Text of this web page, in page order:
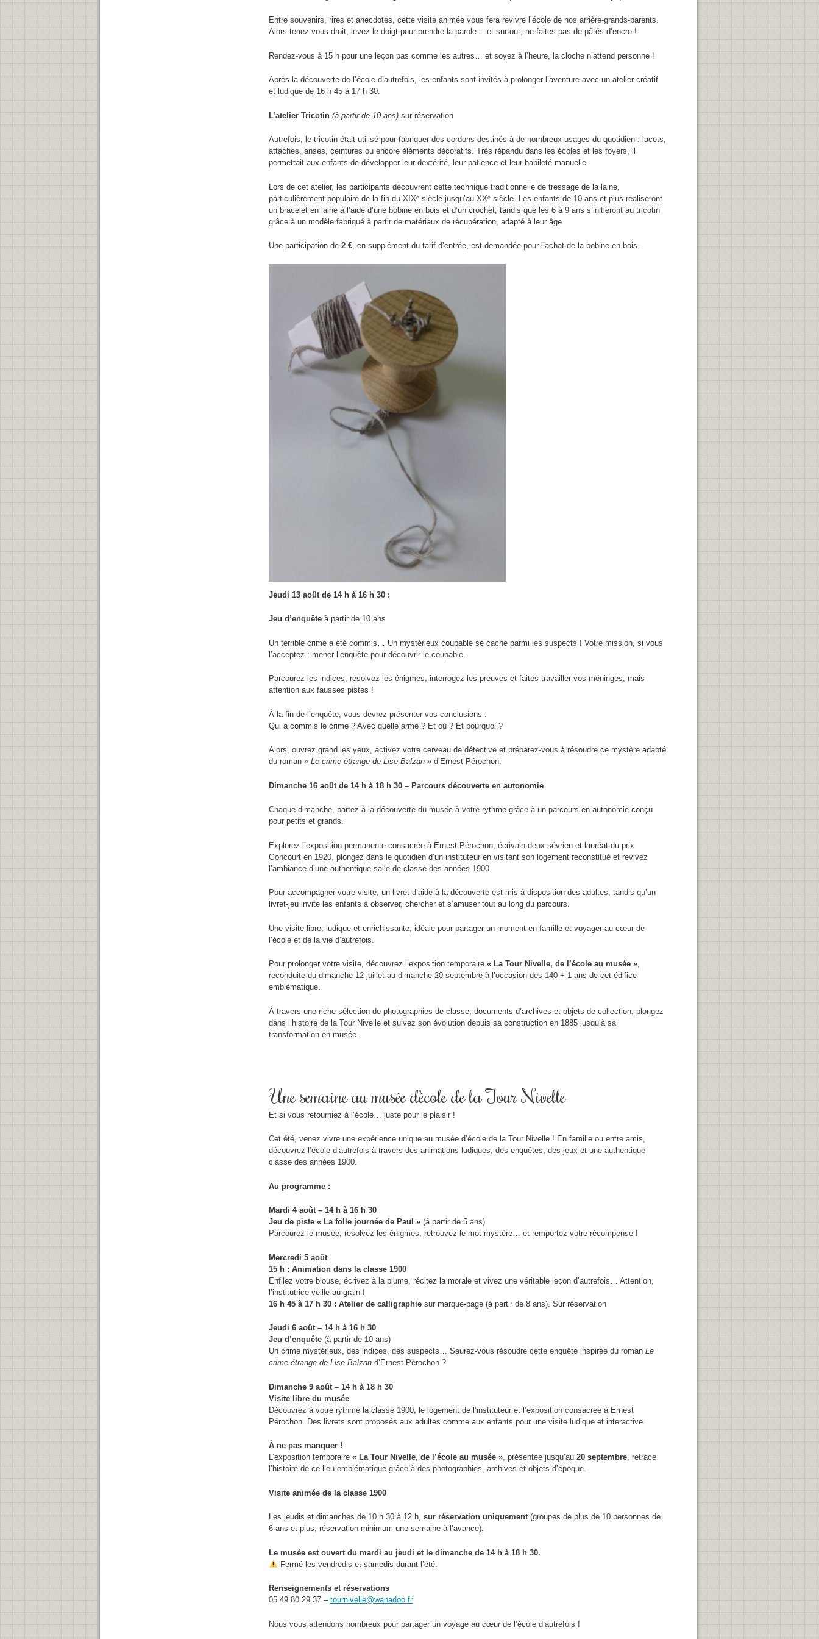
Entre souvenirs, rires et anecdotes, cette visite animée vous fera revivre l’école de nos arrière-grands-parents.
Alors tenez-vous droit, levez le doigt pour prendre la parole… et surtout, ne faites pas de pâtés d’encre !
Rendez-vous à 15 h pour une leçon pas comme les autres… et soyez à l’heure, la cloche n’attend personne !
Après la découverte de l’école d’autrefois, les enfants sont invités à prolonger l’aventure avec un atelier créatif
et ludique de 16 h 45 à 17 h 30.
L’atelier Tricotin (à partir de 10 ans) sur réservation
Autrefois, le tricotin était utilisé pour fabriquer des cordons destinés à de nombreux usages du quotidien : lacets,
attaches, anses, ceintures ou encore éléments décoratifs. Très répandu dans les écoles et les foyers, il
permettait aux enfants de développer leur dextérité, leur patience et leur habileté manuelle.
Lors de cet atelier, les participants découvrent cette technique traditionnelle de tressage de la laine,
particulièrement populaire de la fin du XIXᵉ siècle jusqu’au XXᵉ siècle. Les enfants de 10 ans et plus réaliseront
un bracelet en laine à l’aide d’une bobine en bois et d’un crochet, tandis que les 6 à 9 ans s’initieront au tricotin
grâce à un modèle fabriqué à partir de matériaux de récupération, adapté à leur âge.
Une participation de 2 €, en supplément du tarif d’entrée, est demandée pour l’achat de la bobine en bois.
Jeudi 13 août de 14 h à 16 h 30 :
Jeu d’enquête à partir de 10 ans
Un terrible crime a été commis… Un mystérieux coupable se cache parmi les suspects ! Votre mission, si vous
l’acceptez : mener l’enquête pour découvrir le coupable.
Parcourez les indices, résolvez les énigmes, interrogez les preuves et faites travailler vos méninges, mais
attention aux fausses pistes !
À la fin de l’enquête, vous devrez présenter vos conclusions :
Qui a commis le crime ? Avec quelle arme ? Et où ? Et pourquoi ?
Alors, ouvrez grand les yeux, activez votre cerveau de détective et préparez-vous à résoudre ce mystère adapté
du roman « Le crime étrange de Lise Balzan » d’Ernest Pérochon.
Dimanche 16 août de 14 h à 18 h 30 – Parcours découverte en autonomie
Chaque dimanche, partez à la découverte du musée à votre rythme grâce à un parcours en autonomie conçu
pour petits et grands.
Explorez l’exposition permanente consacrée à Ernest Pérochon, écrivain deux-sévrien et lauréat du prix
Goncourt en 1920, plongez dans le quotidien d’un instituteur en visitant son logement reconstitué et revivez
l’ambiance d’une authentique salle de classe des années 1900.
Pour accompagner votre visite, un livret d’aide à la découverte est mis à disposition des adultes, tandis qu’un
livret-jeu invite les enfants à observer, chercher et s’amuser tout au long du parcours.
Une visite libre, ludique et enrichissante, idéale pour partager un moment en famille et voyager au cœur de
l’école et de la vie d’autrefois.
Pour prolonger votre visite, découvrez l’exposition temporaire « La Tour Nivelle, de l’école au musée »,
reconduite du dimanche 12 juillet au dimanche 20 septembre à l’occasion des 140 + 1 ans de cet édifice
emblématique.
À travers une riche sélection de photographies de classe, documents d’archives et objets de collection, plongez
dans l’histoire de la Tour Nivelle et suivez son évolution depuis sa construction en 1885 jusqu’à sa
transformation en musée.
Une semaine au musée d’école de la Tour Nivelle
Et si vous retourniez à l’école… juste pour le plaisir !
Cet été, venez vivre une expérience unique au musée d’école de la Tour Nivelle ! En famille ou entre amis,
découvrez l’école d’autrefois à travers des animations ludiques, des enquêtes, des jeux et une authentique
classe des années 1900.
Au programme :
Mardi 4 août – 14 h à 16 h 30
Jeu de piste « La folle journée de Paul » (à partir de 5 ans)
Parcourez le musée, résolvez les énigmes, retrouvez le mot mystère… et remportez votre récompense !
Mercredi 5 août
15 h : Animation dans la classe 1900
Enfilez votre blouse, écrivez à la plume, récitez la morale et vivez une véritable leçon d’autrefois… Attention,
l’institutrice veille au grain !
16 h 45 à 17 h 30 : Atelier de calligraphie sur marque-page (à partir de 8 ans). Sur réservation
Jeudi 6 août – 14 h à 16 h 30
Jeu d’enquête (à partir de 10 ans)
Un crime mystérieux, des indices, des suspects… Saurez-vous résoudre cette enquête inspirée du roman Le
crime étrange de Lise Balzan d’Ernest Pérochon ?
Dimanche 9 août – 14 h à 18 h 30
Visite libre du musée
Découvrez à votre rythme la classe 1900, le logement de l’instituteur et l’exposition consacrée à Ernest
Pérochon. Des livrets sont proposés aux adultes comme aux enfants pour une visite ludique et interactive.
À ne pas manquer !
L’exposition temporaire « La Tour Nivelle, de l’école au musée », présentée jusqu’au 20 septembre, retrace
l’histoire de ce lieu emblématique grâce à des photographies, archives et objets d’époque.
Visite animée de la classe 1900
Les jeudis et dimanches de 10 h 30 à 12 h, sur réservation uniquement(groupes de plus de 10 personnes de
6 ans et plus, réservation minimum une semaine à l’avance).
Le musée est ouvert du mardi au jeudi et le dimanche de 14 h à 18 h 30.
Fermé les vendredis et samedis durant l’été.
Renseignements et réservations
05 49 80 29 37 – tournivelle@wanadoo.fr
Nous vous attendons nombreux pour partager un voyage au cœur de l’école d’autrefois !